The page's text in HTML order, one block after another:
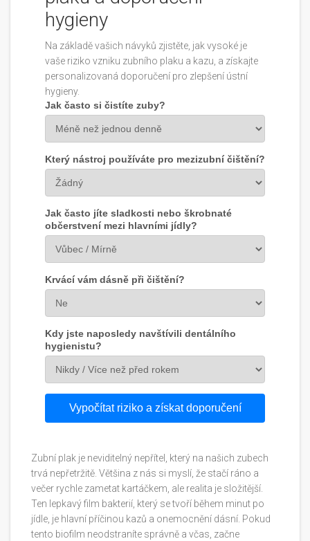
hygieny
Na základě vašich návyků zjistěte, jak vysoké je
vaše riziko vzniku zubního plaku a kazu, a získajte
personalizovaná doporučení pro zlepšení ústní
hygieny.
Jak často si čistíte zuby?
Který nástroj používáte pro mezizubní čištění?
Jak často jíte sladkosti nebo škrobnaté
občerstvení mezi hlavními jídly?
Krvácí vám dásně při čištění?
Kdy jste naposledy navštívili dentálního
hygienistu?
Vypočítat riziko a získat doporučení
Zubní plak je neviditelný nepřítel, který na našich zubech
trvá nepřetržitě. Většina z nás si myslí, že stačí ráno a
večer rychle zametat kartáčkem, ale realita je složitější.
Ten lepkavý film bakterií, který se tvoří během minut po
jídle, je hlavní příčinou kazů a onemocnění dásní. Pokud
tento biofilm neodstraníte správně a včas, začne